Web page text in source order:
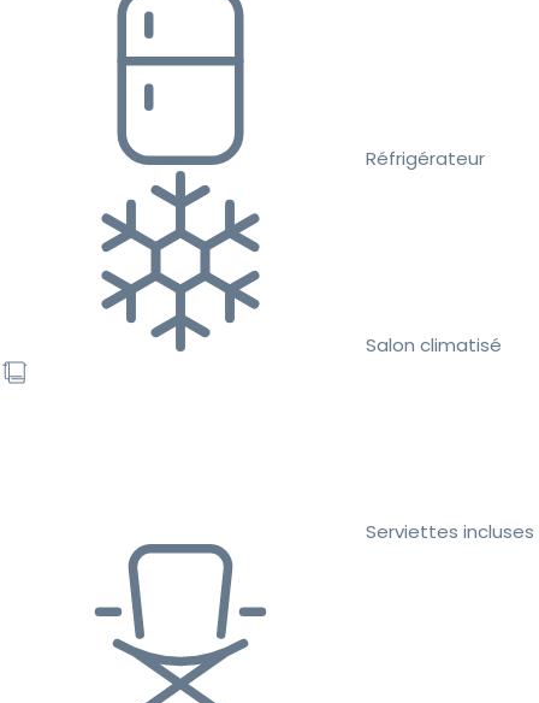
Réfrigérateur
Salon climatisé
Serviettes incluses